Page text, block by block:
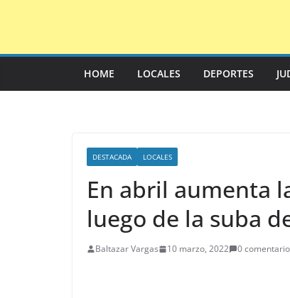
HOME LOCALES DEPORTES
DESTACADA LOCALES
En abril aumenta
luego de la suba
Baltazar Vargas 10 marzo, 2022 0